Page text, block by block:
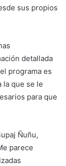
sus propios
detallada
programa es
la que se le
para que
Ñuñu,
parece